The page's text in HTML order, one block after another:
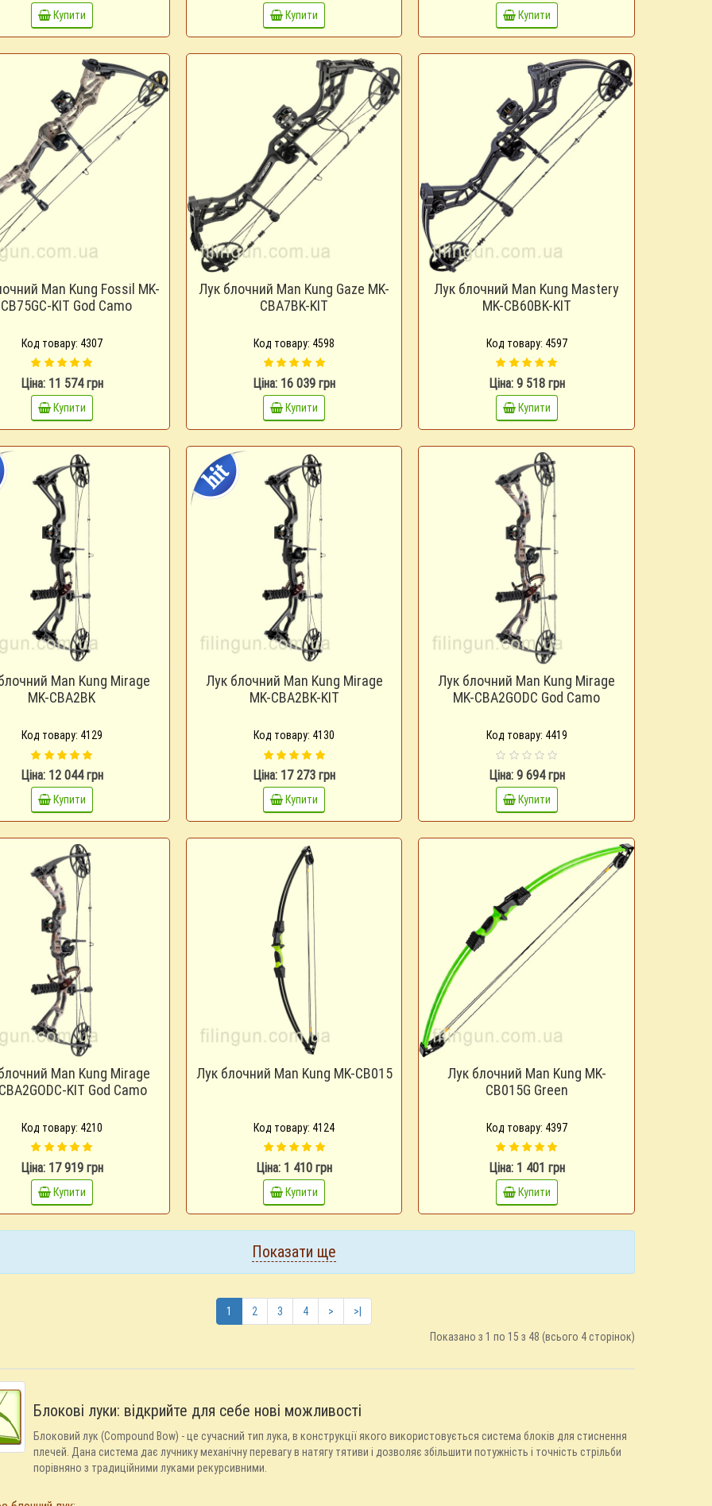
Купити Купити Купити
Man Kung Fossil MK-
KIT God Camo
Код товару: 4307
Ціна: 11 574 грн
Купити
Лук блочний Man Kung Gaze MK-
CBA7BK-KIT
Код товару: 4598
Ціна: 16 039 грн
Купити
Лук блочний Man Kung Mastery
MK-CB60BK-KIT
Код товару: 4597
Ціна: 9 518 грн
Купити
Man Kung Mirage
MK-CBA2BK
Код товару: 4129
Ціна: 12 044 грн
Купити
Лук блочний Man Kung Mirage
MK-CBA2BK-KIT
Код товару: 4130
Ціна: 17 273 грн
Купити
Лук блочний Man Kung Mirage
MK-CBA2GODC God Camo
Код товару: 4419
Ціна: 9 694 грн
Купити
Man Kung Mirage
KIT God Camo
Код товару: 4210
Ціна: 17 919 грн
Купити
Лук блочний Man Kung MK-CB015
Код товару: 4124
Ціна: 1 410 грн
Купити
Лук блочний Man Kung MK-
CB015G Green
Код товару: 4397
Ціна: 1 401 грн
Купити
Показати ще
1 2 3 4 >
>|
Показано з 1 по 15 з 48 (всього 4 сторінок)
Блокові луки: відкрийте для себе нові можливості
Блоковий лук (Compound Bow) - це сучасний тип лука, в конструкції якого використовується система блоків для стиснення
плечей. Дана система дає лучнику механічну перевагу в натягу тятиви і дозволяє збільшити потужність і точність стрільби
порівняно з традиційними луками рекурсивними.